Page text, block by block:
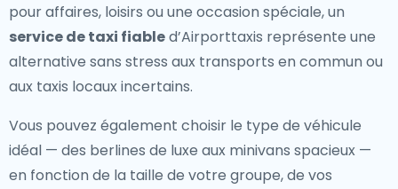
pour affaires, loisirs ou une occasion spéciale, un
service de taxi fiabled’Airporttaxis représente une
alternative sans stress aux transports en commun ou
aux taxis locaux incertains.
Vous pouvez également choisir le type de véhicule
idéal — des berlines de luxe aux minivans spacieux —
en fonction de la taille de votre groupe, de vos